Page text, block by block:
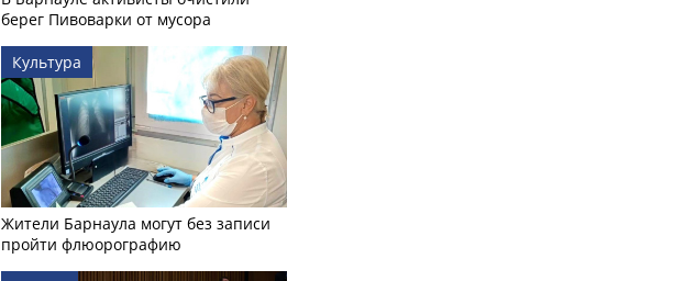
берег Пивоварки от мусора
Культура
Жители Барнаула могут без записи
пройти флюорографию